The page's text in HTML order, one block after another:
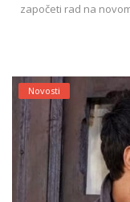
započeti rad na
Novosti